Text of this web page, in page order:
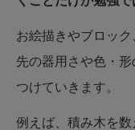
お絵描きやブロッ
先の器用さや色・
つけていきます。
例えば、積み木を